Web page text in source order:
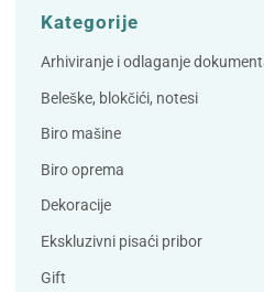
3L
A Plus
Accessories
AD
Alco
Artoz
Bene
Bordlite
Carand'ache
Cleanrange
Kategorije
Arhiviranje i odlaganje
Beleške, blokčići, notesi
Biro mašine
Biro oprema
Dekoracije
Ekskluzivni pisaći pribor
Gift